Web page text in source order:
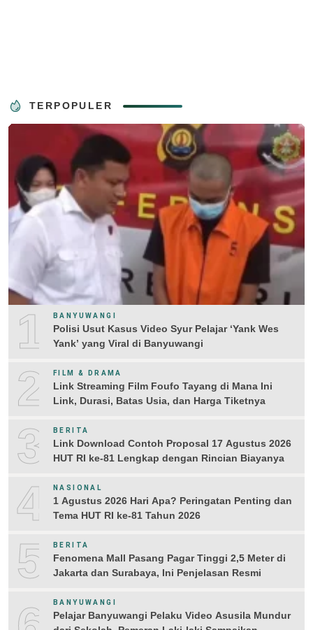
TERPOPULER
1 BANYUWANGI
Polisi Usut Kasus Video Syur Pelajar ‘Yank Wes
Yank’ yang Viral di Banyuwangi
2 FILM & DRAMA
Link Streaming Film Foufo Tayang di Mana Ini
Link, Durasi, Batas Usia, dan Harga Tiketnya
3 BERITA
Link Download Contoh Proposal 17 Agustus 2026
HUT RI ke-81 Lengkap dengan Rincian Biayanya
4 NASIONAL
1 Agustus 2026 Hari Apa? Peringatan Penting dan
Tema HUT RI ke-81 Tahun 2026
5 BERITA
Fenomena Mall Pasang Pagar Tinggi 2,5 Meter di
Jakarta dan Surabaya, Ini Penjelasan Resmi
BANYUWANGI
Pelajar Banyuwangi Pelaku Video Asusila Mundur